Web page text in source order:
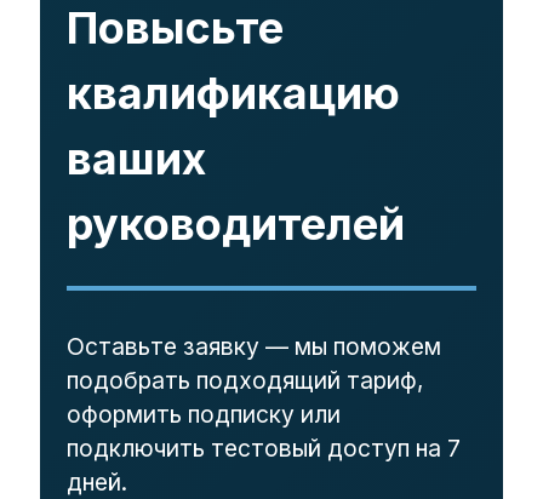
Повысьте
квалификацию
ваших
руководителей
Оставьте заявку — мы поможем
подобрать подходящий тариф,
оформить подписку или
подключить тестовый доступ на 7
дней.